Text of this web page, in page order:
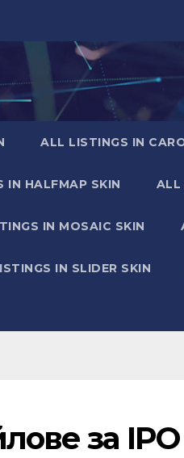
ALL LISTINGS IN
IN HALFMAP SKIN ALL
IN MOSAIC SKIN
IN SLIDER SKIN
за